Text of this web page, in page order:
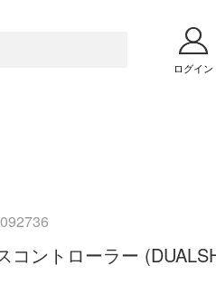
ログイン
ントローラー